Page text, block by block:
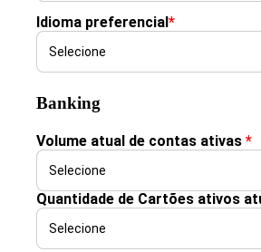
Idioma preferencial*
Banking
Volume atual de contas ativas *
Quantidade de Cartões ativos